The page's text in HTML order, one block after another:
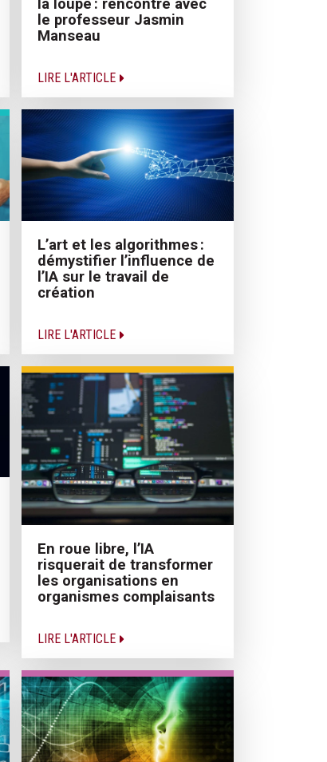
la loupe : rencontre avec
le professeur Jasmin
Manseau
LIRE L'ARTICLE
L’art et les algorithmes :
démystifier l’influence de
l’IA sur le travail de
création
LIRE L'ARTICLE
En roue libre, l’IA
risquerait de transformer
les organisations en
organismes complaisants
LIRE L'ARTICLE